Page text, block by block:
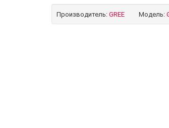
Производитель: GREE Модель: